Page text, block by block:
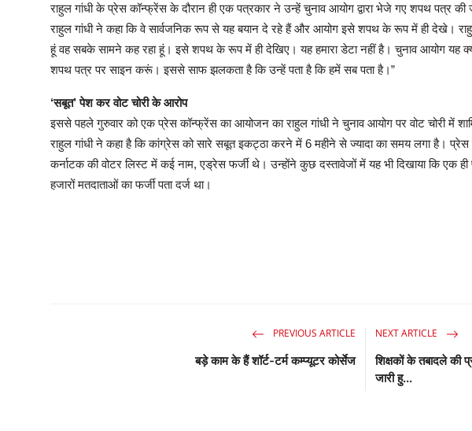
राहुल गांधी के प्रेस कॉन्फ्रेंस के दौरान ही एक पत्रकार ने उन्हें चुनाव आयोग द्वारा भेजे गए शपथ पत्र
राहुल गांधी ने कहा कि वे सार्वजनिक रूप से यह बयान दे रहे हैं और आयोग इसे शपथ के रूप में ही देखे।
हूं वह सबके सामने कह रहा हूं। इसे शपथ के रूप में ही देखिए। यह हमारा डेटा नहीं है। चुनाव आयोग यह
शपथ पत्र पर साइन करूं। इससे साफ झलकता है कि उन्हें पता है कि हमें सब पता है।”
‘सबूत’ पेश कर वोट चोरी के आरोप
इससे पहले गुरुवार को एक प्रेस कॉन्फ्रेंस का आयोजन का राहुल गांधी ने चुनाव आयोग पर वोट चोरी में
राहुल गांधी ने कहा है कि कांग्रेस को सारे सबूत इकट्ठा करने में 6 महीने से ज्यादा का समय लगा है। प्रेस
कर्नाटक की वोटर लिस्ट में कई नाम, एड्रेस फर्जी थे। उन्होंने कुछ दस्तावेजों में यह भी दिखाया कि एक
हजारों मतदाताओं का फर्जी पता दर्ज था।
PREVIOUS ARTICLE
बड़े काम के हैं शॉर्ट-टर्म कम्प्यूटर कोर्सेज
NEXT ARTICLE
शिक्षकों के तबादले की
जारी हु...